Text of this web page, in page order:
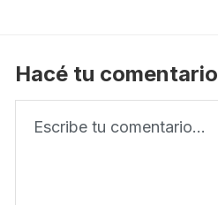
Hacé tu comentario